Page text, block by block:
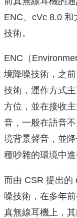
ENC、cVc 8.0 和
技術。
ENC（
境降噪技術，之
技術，運作方式
方位，並在接收
音，一般在語音
境背景聲音，並
種吵雜的環境中進
而由 CSR 提出的
噪技術，在多年
真無線耳機上，